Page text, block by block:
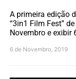
A primeira edição
“3in1 Film Fest”
Novembro e exibir
6 de Novembro, 2019